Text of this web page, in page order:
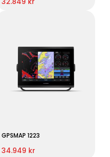
GPSMAP 1223
34.949 kr